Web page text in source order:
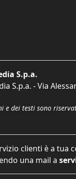
S.p.a.
S.p.a. - Via
dei testi sono
clienti è a tua
una mail a